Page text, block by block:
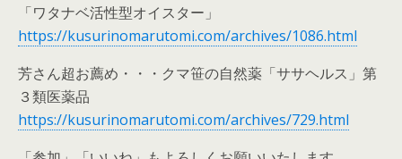
「ワタナベ活性型オイスター」
https://kusurinomarutomi.com/archives/1086.html
芳さん超お薦め・・・クマ笹の自然薬「ササヘルス」第
３類医薬品
https://kusurinomarutomi.com/archives/729.html